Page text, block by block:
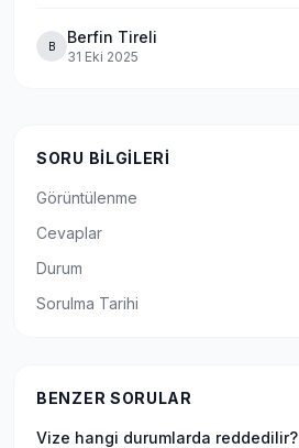
B Berfin Tireli
31 Eki 2025
SORU BILGILERI
Görüntülenme
Cevaplar
Durum
Sorulma Tarihi
BENZER SORULAR
Vize hangi durumlarda reddedilir?